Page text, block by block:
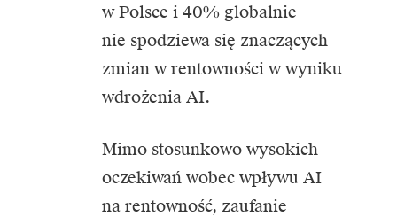
w Polsce i 40% globalnie
nie spodziewa się znaczących
zmian w rentowności w wyniku
wdrożenia AI.
Mimo stosunkowo wysokich
oczekiwań wobec wpływu AI
na rentowność, zaufanie